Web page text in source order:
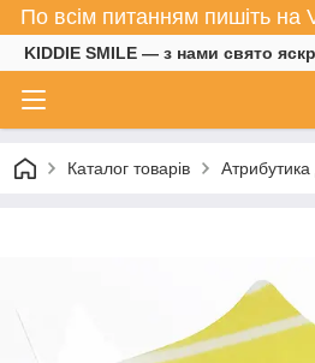
По всім питанням пишіть на
KIDDIE SMILE — з нами свято
Каталог товарів